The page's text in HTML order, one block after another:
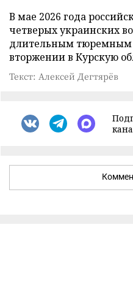
В мае 2026 года
четверых украинских
длительным тюремным
вторжении в Курскую
Текст: Алексей Дегтярёв